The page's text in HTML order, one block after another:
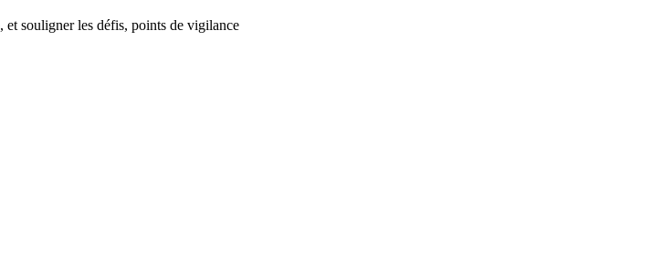
et souligner les défis, points de vigilance